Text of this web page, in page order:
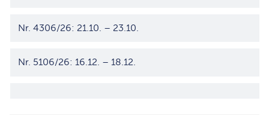
Nr. 4306/26: 21.10. – 23.10.
Nr. 5106/26: 16.12. – 18.12.